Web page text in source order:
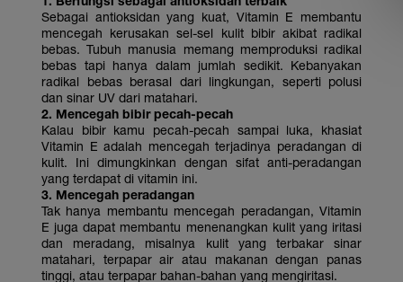
Sebagai antioksidan yang kuat, Vitamin E membantu
mencegah kerusakan sel-sel kulit bibir akibat radikal
bebas. Tubuh manusia memang memproduksi radikal
bebas tapi hanya dalam jumlah sedikit. Kebanyakan
radikal bebas berasal dari lingkungan, seperti polusi
dan sinar UV dari matahari.
2. Mencegah bibir pecah-pecah
Kalau bibir kamu pecah-pecah sampai luka, khasiat
Vitamin E adalah mencegah terjadinya peradangan di
kulit. Ini dimungkinkan dengan sifat anti-peradangan
yang terdapat di vitamin ini.
3. Mencegah peradangan
Tak hanya membantu mencegah peradangan, Vitamin
E juga dapat membantu menenangkan kulit yang iritasi
dan meradang, misalnya kulit yang terbakar sinar
matahari, terpapar air atau makanan dengan panas
tinggi, atau terpapar bahan-bahan yang mengiritasi.